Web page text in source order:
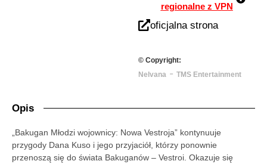
regionalne z VPN
oficjalna strona
© Copyright:
Nelvana - TMS Entertainment
Opis
„Bakugan Młodzi wojownicy: Nowa Vestroja” kontynuuje
przygody Dana Kuso i jego przyjaciół, którzy ponownie
przenoszą się do świata Bakuganów – Vestroi. Okazuje się